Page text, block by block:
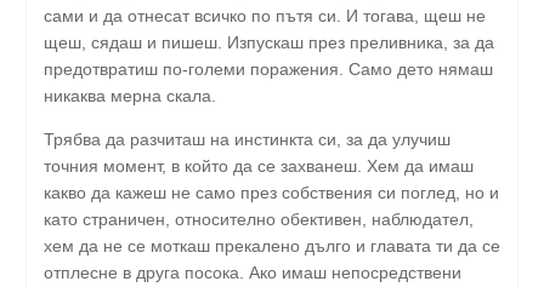
сами и да отнесат всичко по пътя си. И тогава, щеш не
щеш, сядаш и пишеш. Изпускаш през преливника, за да
предотвратиш по-големи поражения. Само дето нямаш
никаква мерна скала.
Трябва да разчиташ на инстинкта си, за да улучиш
точния момент, в който да се захванеш. Хем да имаш
какво да кажеш не само през собствения си поглед, но и
като страничен, относително обективен, наблюдател,
хем да не се моткаш прекалено дълго и главата ти да се
отплесне в друга посока. Ако имаш непосредствени